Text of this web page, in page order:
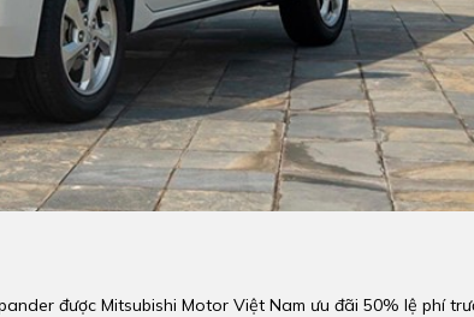
được Mitsubishi Motor Việt Nam ưu đãi 50% lệ phí